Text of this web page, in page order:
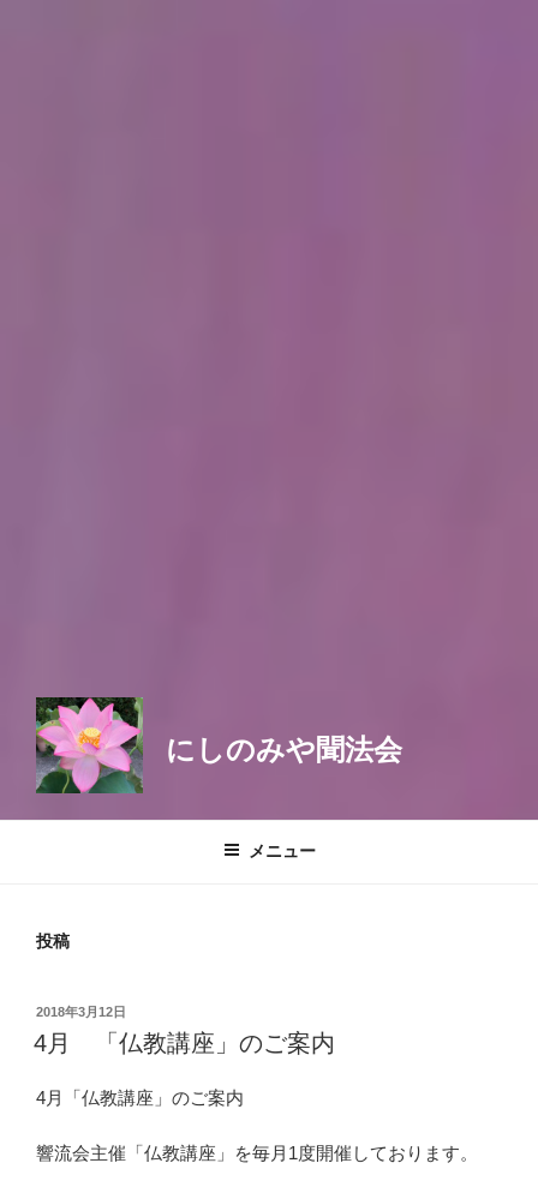
にしのみや聞法会
メニュー
投稿
投
稿
日:
2018年3月12日
4月 「仏教講座」のご案内
4月「仏教講座」のご案内
響流会主催「仏教講座」を毎月1度開催しております。